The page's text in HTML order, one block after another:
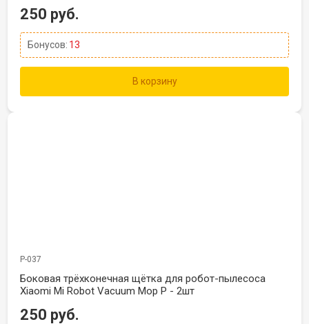
250 руб.
Бонусов: 13
В корзину
Р-037
Боковая трёхконечная щётка для робот-пылесоса
Xiaomi Mi Robot Vacuum Mop P - 2шт
250 руб.